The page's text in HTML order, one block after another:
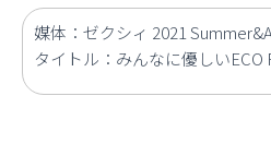
媒体：ゼクシィ 2021
タイトル：みんなに優しいECO